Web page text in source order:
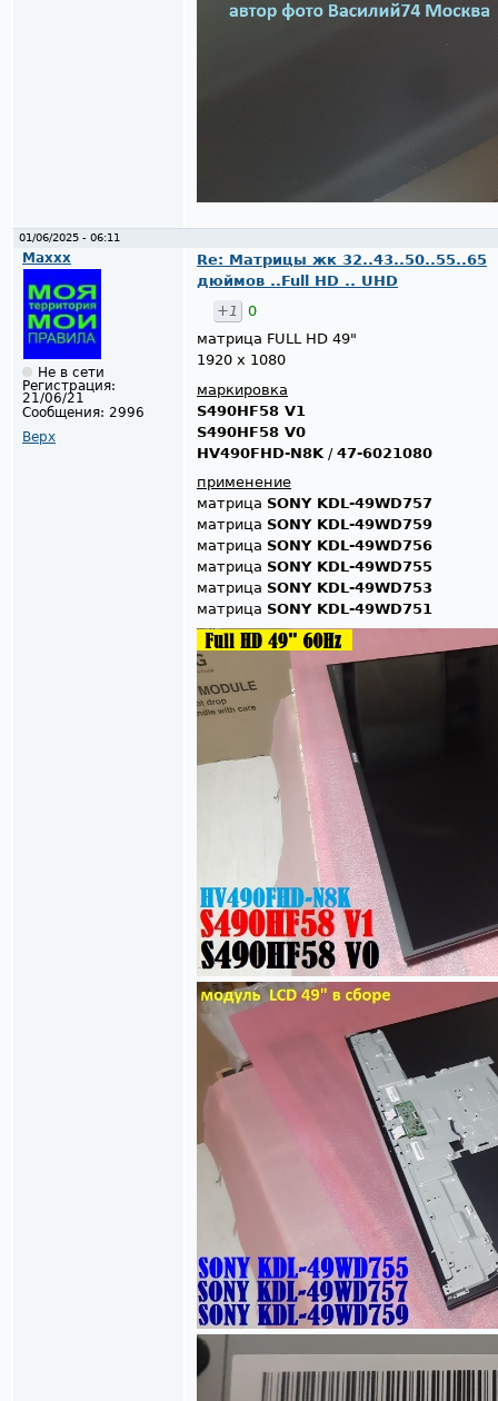
01/06/2025 - 06:11
Maxxx
Не в сети
Регистрация:
21/06/21
Сообщения: 2996
Верх
Re: Матрицы жк 32..43..50..55..65
дюймов ..Full HD .. UHD
+1
0
матрица FULL HD 49"
1920 x 1080
маркировка
S490HF58 V1
S490HF58 V0
HV490FHD-N8K / 47-6021080
применение
матрица SONY KDL-49WD757
матрица SONY KDL-49WD759
матрица SONY KDL-49WD756
матрица SONY KDL-49WD755
матрица SONY KDL-49WD753
матрица SONY KDL-49WD751